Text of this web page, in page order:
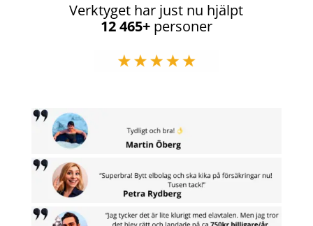
Verktyget har just nu hjälpt
12 465+ personer